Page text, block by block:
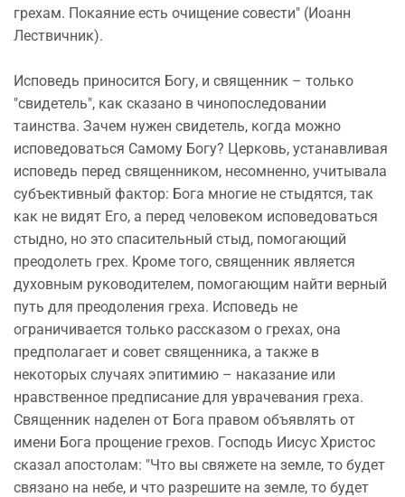
грехам. Покаяние есть очищение совести" (Иоанн
Лествичник).
Исповедь приносится Богу, и священник – только
"свидетель", как сказано в чинопоследовании
таинства. Зачем нужен свидетель, когда можно
исповедоваться Самому Богу? Церковь, устанавливая
исповедь перед священником, несомненно, учитывала
субъективный фактор: Бога многие не стыдятся, так
как не видят Его, а перед человеком исповедоваться
стыдно, но это спасительный стыд, помогающий
преодолеть грех. Кроме того, священник является
духовным руководителем, помогающим найти верный
путь для преодоления греха. Исповедь не
ограничивается только рассказом о грехах, она
предполагает и совет священника, а также в
некоторых случаях эпитимию – наказание или
нравственное предписание для уврачевания греха.
Священник наделен от Бога правом объявлять от
имени Бога прощение грехов. Господь Иисус Христос
сказал апостолам: "Что вы свяжете на земле, то будет
связано на небе, и что разрешите на земле, то будет